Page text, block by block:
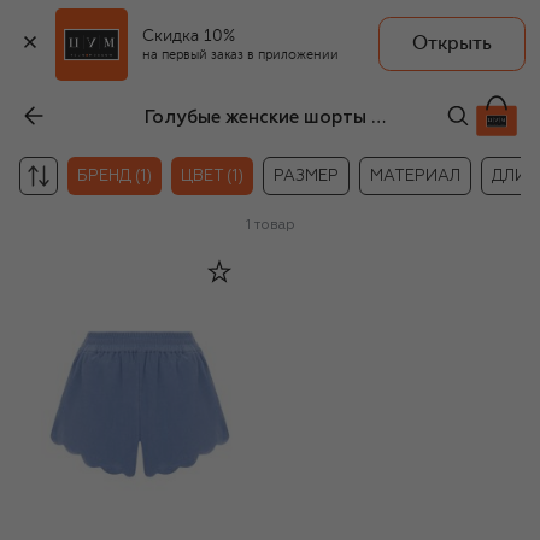
Скидка 10%
на первый заказ в приложении
Открыть
Голубые женские шорты Marysia
БРЕНД (1) ЦВЕТ (1) РАЗМЕР МАТЕРИАЛ
1 товар